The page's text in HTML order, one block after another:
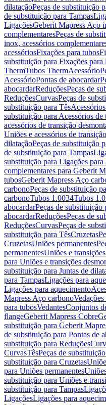
dilataçãoPeças de substituição
de substituição para Tampas
LigaçõesGeberit Mapress Aço
complementaresPeças de
inox, acessórios
acessóriosFixações para tubos
substituição para Fixações para
ThermTubos ThermAcessório
AcessórioPontas de abocardar
abocardarReduçõesPeças de
ReduçõesCurvasPeças de
substituição para Tês
substituição para Acessórios de
acessórios de transição
Uniões e acessórios de
dilataçãoPeças de substituição
de substituição para Tampas
substituição para Ligações para
complementares para Geberit
tubosGeberit Mapress Aço
carbonoPeças de substituição
carbonoTubos 1.0034Tubos
abocardarPeças de substituição
abocardarReduçõesPeças de
ReduçõesCurvasPeças de
substituição para TêsCruzetas
CruzetasUniões permanentes
permanentesUniões e
para Uniões e transições
substituição para Juntas de
para TampasLigações para
Ligações para aquecimento
Mapress Aço carbono
para tubosVedantesConjuntos
flangeGeberit Mapress Cobre
substituição para Geberit
de substituição para Pontas de
substituição para Reduções
CurvasTêsPeças de
substituição para Cruzetas
para Uniões permanentes
substituição para Uniões e
substituição para Tampas
LigaçõesLigações para